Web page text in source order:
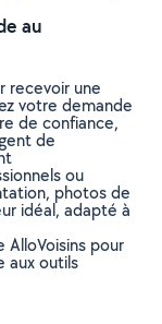
au
recevoir une
votre demande
de confiance,
de
ou
photos de
idéal, adapté à
AlloVoisins pour
aux outils